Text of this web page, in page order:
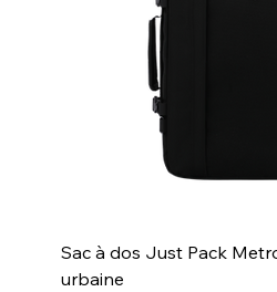
Sac à dos Just Pack
urbaine